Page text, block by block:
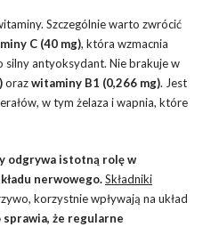
Szczególnie warto zwrócić
C (40 mg), która wzmacnia
silny antyoksydant. Nie brakuje w
orazwitaminy B1 (0,266 mg). Jest
w tym żelaza i wapnia, które
odgrywa istotną rolę w
nerwowego.Składniki
korzystnie wpływają na układ
że regularne